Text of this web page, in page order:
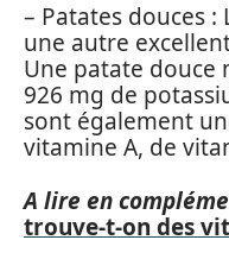
– Patates douces
une autre
Une patate douce
926 mg de
sont également
vitamine A, de
A lire en
trouve-t-on des